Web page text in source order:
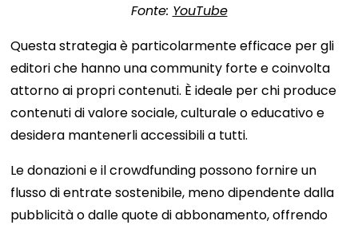
Fonte: YouTube
Questa strategia è particolarmente efficace per gli
editori che hanno una community forte e coinvolta
attorno ai propri contenuti. È ideale per chi produce
contenuti di valore sociale, culturale o educativo e
desidera mantenerli accessibili a tutti.
Le donazioni e il crowdfunding possono fornire un
flusso di entrate sostenibile, meno dipendente dalla
pubblicità o dalle quote di abbonamento, offrendo